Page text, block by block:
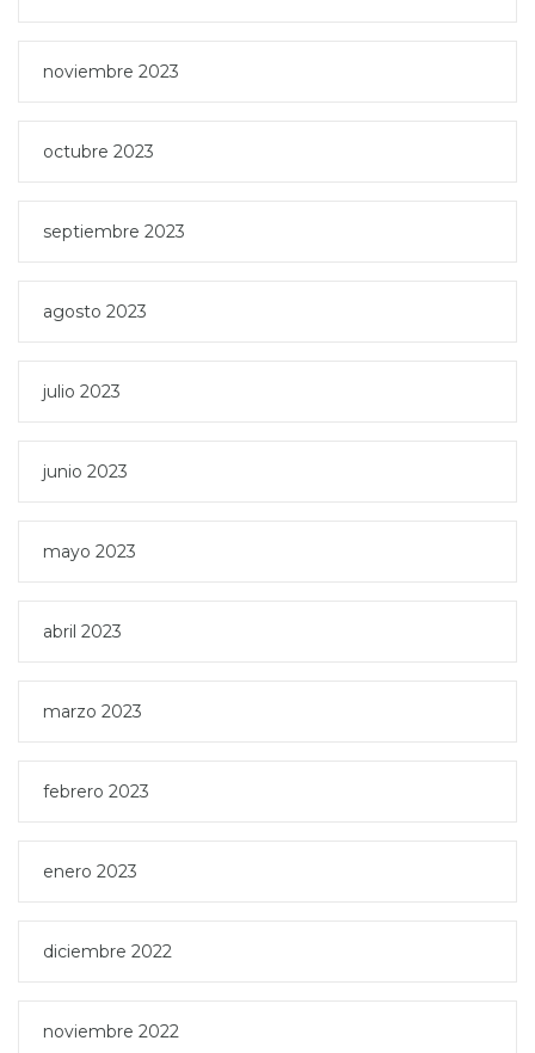
noviembre 2023
octubre 2023
septiembre 2023
agosto 2023
julio 2023
junio 2023
mayo 2023
abril 2023
marzo 2023
febrero 2023
enero 2023
diciembre 2022
noviembre 2022